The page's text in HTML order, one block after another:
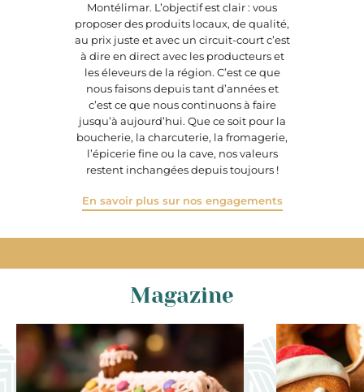
Montélimar. L’objectif est clair : vous
proposer des produits locaux, de qualité,
au prix juste et avec un circuit-court c’est
à dire en direct avec les producteurs et
les éleveurs de la région. C’est ce que
nous faisons depuis tant d’années et
c’est ce que nous continuons à faire
jusqu’à aujourd’hui. Que ce soit pour la
boucherie, la charcuterie, la fromagerie,
l’épicerie fine ou la cave, nos valeurs
restent inchangées depuis toujours !
En savoir plus sur nos engagements
Magazine